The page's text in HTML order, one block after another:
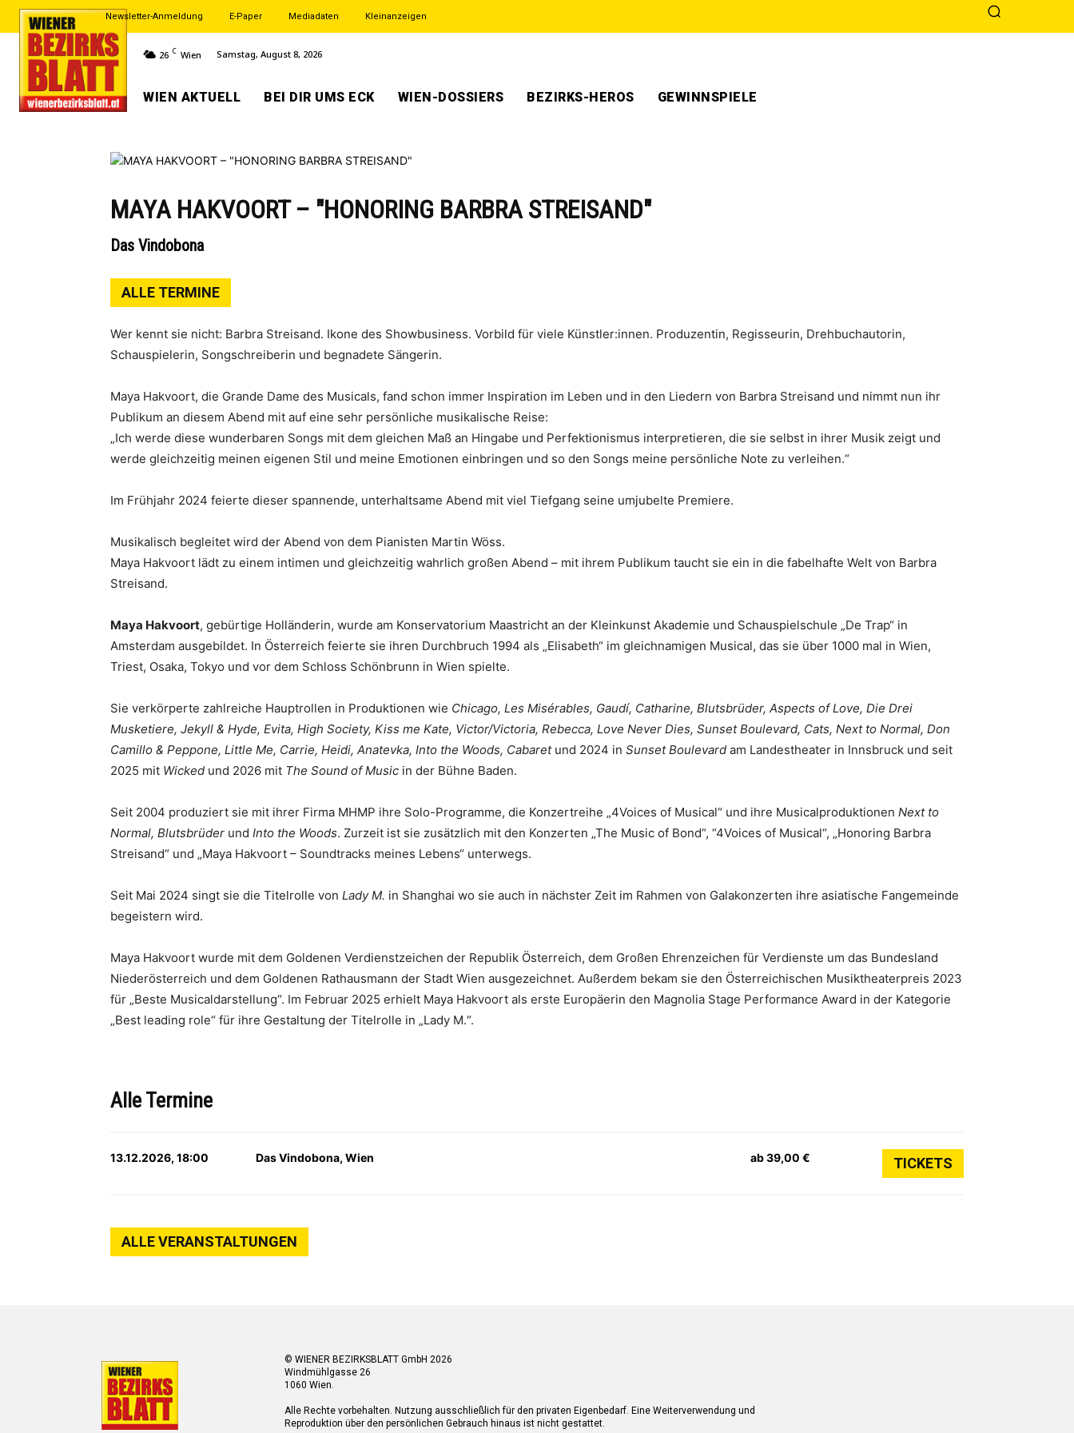
Newsletter-Anmeldung E-Paper Mediadaten Kleinanzeigen
26 C Wien Samstag, August 8, 2026
WIEN AKTUELL BEI DIR UMS ECK WIEN-DOSSIERS BEZIRKS-HEROS GEWINNSPIELE
MAYA HAKVOORT – "HONORING BARBRA STREISAND"
Das Vindobona
ALLE TERMINE
Wer kennt sie nicht: Barbra Streisand. Ikone des Showbusiness. Vorbild für viele Künstler:innen. Produzentin, Regisseurin, Drehbuchautorin,
Schauspielerin, Songschreiberin und begnadete Sängerin.
Maya Hakvoort, die Grande Dame des Musicals, fand schon immer Inspiration im Leben und in den Liedern von Barbra Streisand und nimmt nun ihr
Publikum an diesem Abend mit auf eine sehr persönliche musikalische Reise:
„Ich werde diese wunderbaren Songs mit dem gleichen Maß an Hingabe und Perfektionismus interpretieren, die sie selbst in ihrer Musik zeigt und
werde gleichzeitig meinen eigenen Stil und meine Emotionen einbringen und so den Songs meine persönliche Note zu verleihen.“
Im Frühjahr 2024 feierte dieser spannende, unterhaltsame Abend mit viel Tiefgang seine umjubelte Premiere.
Musikalisch begleitet wird der Abend von dem Pianisten Martin Wöss.
Maya Hakvoort lädt zu einem intimen und gleichzeitig wahrlich großen Abend – mit ihrem Publikum taucht sie ein in die fabelhafte Welt von Barbra
Streisand.
Maya Hakvoort, gebürtige Holländerin, wurde am Konservatorium Maastricht an der Kleinkunst Akademie und Schauspielschule „De Trap“ in
Amsterdam ausgebildet. In Österreich feierte sie ihren Durchbruch 1994 als „Elisabeth“ im gleichnamigen Musical, das sie über 1000 mal in Wien,
Triest, Osaka, Tokyo und vor dem Schloss Schönbrunn in Wien spielte.
Sie verkörperte zahlreiche Hauptrollen in Produktionen wie Chicago, Les Misérables, Gaudí, Catharine, Blutsbrüder, Aspects of Love, Die Drei
Musketiere, Jekyll & Hyde, Evita, High Society, Kiss me Kate, Victor/Victoria, Rebecca, Love Never Dies, Sunset Boulevard, Cats, Next to Normal, Don
Camillo & Peppone, Little Me, Carrie, Heidi, Anatevka, Into the Woods, Cabaret und 2024 in Sunset Boulevard am Landestheater in Innsbruck und seit
2025 mit Wicked und 2026 mit The Sound of Music in der Bühne Baden.
Seit 2004 produziert sie mit ihrer Firma MHMP ihre Solo-Programme, die Konzertreihe „4Voices of Musical“ und ihre Musicalproduktionen Next to
Normal, Blutsbrüder und Into the Woods. Zurzeit ist sie zusätzlich mit den Konzerten „The Music of Bond“, “4Voices of Musical“, „Honoring Barbra
Streisand“ und „Maya Hakvoort – Soundtracks meines Lebens“ unterwegs.
Seit Mai 2024 singt sie die Titelrolle von Lady M. in Shanghai wo sie auch in nächster Zeit im Rahmen von Galakonzerten ihre asiatische Fangemeinde
begeistern wird.
Maya Hakvoort wurde mit dem Goldenen Verdienstzeichen der Republik Österreich, dem Großen Ehrenzeichen für Verdienste um das Bundesland
Niederösterreich und dem Goldenen Rathausmann der Stadt Wien ausgezeichnet. Außerdem bekam sie den Österreichischen Musiktheaterpreis 2023
für „Beste Musicaldarstellung“. Im Februar 2025 erhielt Maya Hakvoort als erste Europäerin den Magnolia Stage Performance Award in der Kategorie
„Best leading role“ für ihre Gestaltung der Titelrolle in „Lady M.“.
Alle Termine
13.12.2026, 18:00 Das Vindobona, Wien ab 39,00 € TICKETS
ALLE VERANSTALTUNGEN
© WIENER BEZIRKSBLATT GmbH 2026
Windmühlgasse 26
1060 Wien.
Alle Rechte vorbehalten. Nutzung ausschließlich für den privaten Eigenbedarf. Eine Weiterverwendung und
Reproduktion über den persönlichen Gebrauch hinaus ist nicht gestattet.